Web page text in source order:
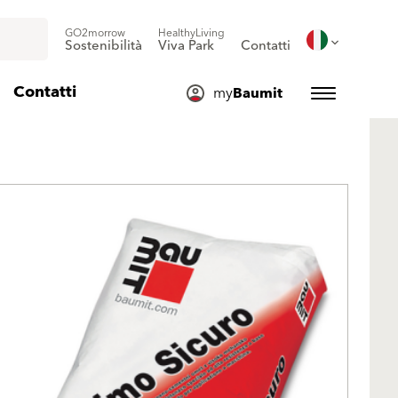
GO2morrow
Sostenibilità
HealthyLiving
Viva Park Contatti
Contatti myBaumit